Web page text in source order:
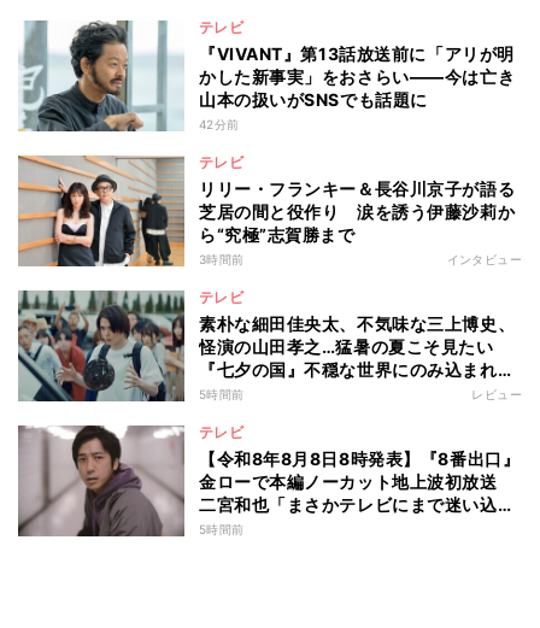
テレビ
『VIVANT』第13話放送前に「アリが明
かした新事実」をおさらい――今は亡き
山本の扱いがSNSでも話題に
42分前
テレビ
リリー・フランキー＆長谷川京子が語る
芝居の間と役作り 涙を誘う伊藤沙莉か
ら“究極”志賀勝まで
3時間前 インタビュー
テレビ
素朴な細田佳央太、不気味な三上博史、
怪演の山田孝之…猛暑の夏こそ見たい
『七夕の国』不穏な世界にのみ込まれる
超常ミステリー
5時間前 レビュー
テレビ
【令和8年8月8日8時発表】『8番出口』
金ローで本編ノーカット地上波初放送
二宮和也「まさかテレビにまで迷い込ん
でしまうとは」
5時間前